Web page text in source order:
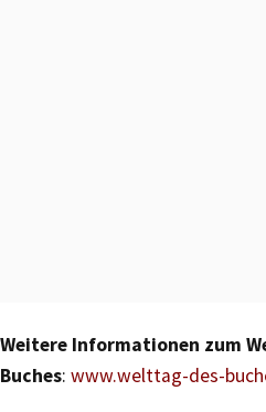
Weitere Informationen zum
Buches: www.welttag-des-